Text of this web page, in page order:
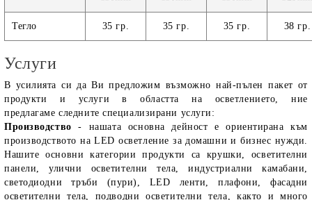
Тегло 35 гр. 35 гр. 35 гр. 38 гр.
Услуги
В усилията си да Ви предложим възможно най-пълен пакет от
продукти и услуги в областта на осветлението, ние
предлагаме следните специализирани услуги:
Производство - нашата основна дейност е ориентирана към
производството на LED осветление за домашни и бизнес нужди.
Нашите основни категории продукти са крушки, осветителни
панели, улични осветителни тела, индустриални камабани,
светодиодни тръби (пури), LED ленти, плафони, фасадни
осветителни тела, подводни осветителни тела, както и много